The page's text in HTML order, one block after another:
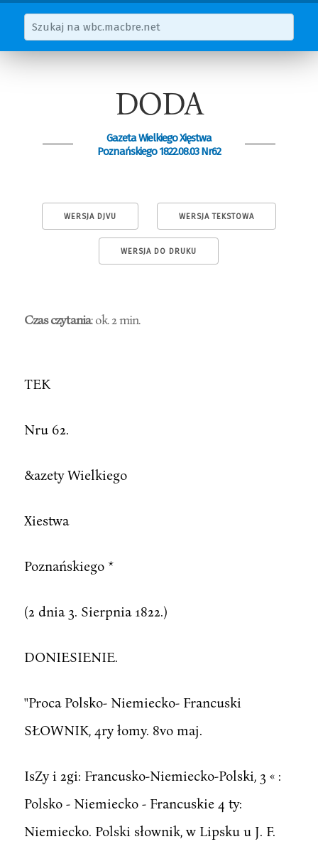
DODA
Gazeta Wielkiego Xięstwa
Poznańskiego 1822.08.03 Nr62
WERSJA DJVU WERSJA TEKSTOWA
WERSJA DO DRUKU
Czas czytania: ok. 2 min.
TEK
Nru 62.
&azety Wielkiego
Xiestwa
Poznańskiego *
(2 dnia 3. Sierpnia 1822.)
DONIESIENIE.
''Proca Polsko- Niemiecko- Francuski
SŁOWNIK, 4ry łomy. 8vo maj.
IsZy i 2gi: Francusko-Niemiecko-Polski, 3 « :
Polsko - Niemiecko - Francuskie 4 ty:
Niemiecko. Polski słownik, w Lipsku u J. F.